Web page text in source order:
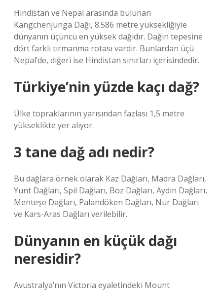
Hindistan ve Nepal arasında bulunan
Kangchenjunga Dağı, 8.586 metre yüksekliğiyle
dünyanın üçüncü en yüksek dağıdır. Dağın tepesine
dört farklı tırmanma rotası vardır. Bunlardan üçü
Nepal’de, diğeri ise Hindistan sınırları içerisindedir.
Türkiye’nin yüzde kaçı dağ?
Ülke topraklarının yarısından fazlası 1,5 metre
yükseklikte yer alıyor.
3 tane dağ adı nedir?
Bu dağlara örnek olarak Kaz Dağları, Madra Dağları,
Yunt Dağları, Spil Dağları, Boz Dağları, Aydın Dağları,
Menteşe Dağları, Palandöken Dağları, Nur Dağları
ve Kars-Aras Dağları verilebilir.
Dünyanın en küçük dağı
neresidir?
Avustralya’nın Victoria eyaletindeki Mount